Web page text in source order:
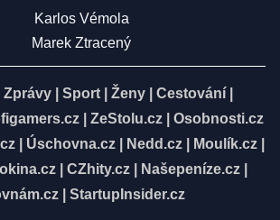
Karlos Vémola
Marek Ztracený
Zprávy Sport Ženy Cestování
ZeStolu.cz
Osobnosti.cz
| Úschovna.cz| Nedd.cz| Moulík.cz|
CZhity.cz Našepeníze.cz
StartupInsider.cz